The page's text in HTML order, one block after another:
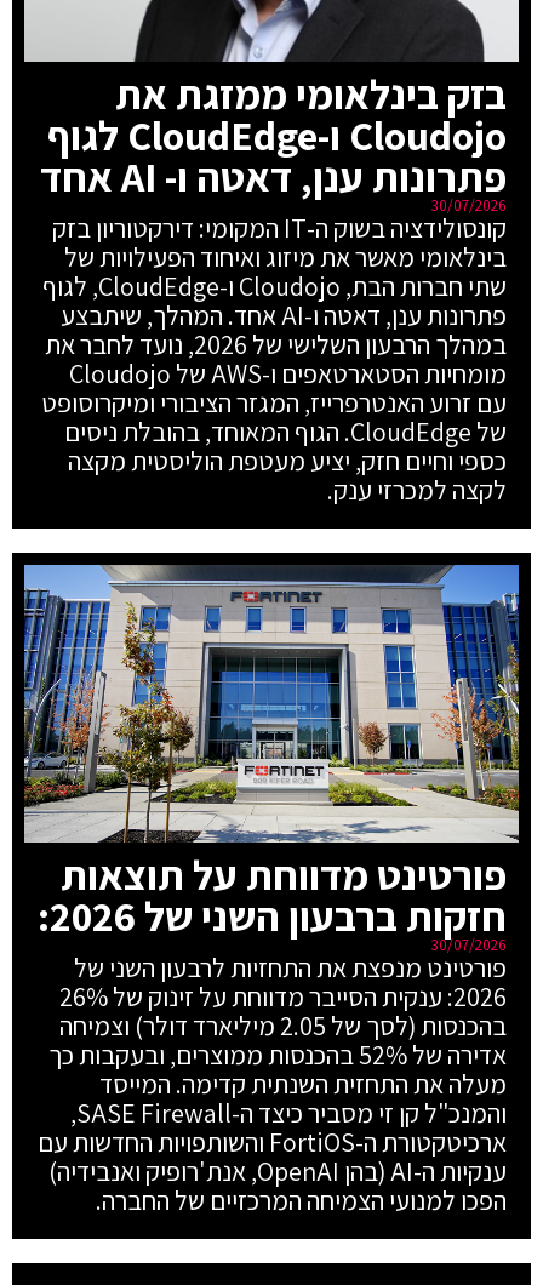
בזק בינלאומי ממזגת את
Cloudojo ו-CloudEdge לגוף
פתרונות ענן, דאטה ו- AI אחד
30/07/2026
קונסולידציה בשוק ה-IT המקומי: דירקטוריון בזק
בינלאומי מאשר את מיזוג ואיחוד הפעילויות של
שתי חברות הבת, Cloudojo ו-CloudEdge, לגוף
פתרונות ענן, דאטה ו-AI אחד. המהלך, שיתבצע
במהלך הרבעון השלישי של 2026, נועד לחבר את
מומחיות הסטארטאפים ו-AWS של Cloudojo
עם זרוע האנטרפרייז, המגזר הציבורי ומיקרוסופט
של CloudEdge. הגוף המאוחד, בהובלת ניסים
כספי וחיים חזק, יציע מעטפת הוליסטית מקצה
לקצה למכרזי ענק.
פורטינט מדווחת על תוצאות
חזקות ברבעון השני של 2026:
30/07/2026
פורטינט מנפצת את התחזיות לרבעון השני של
2026: ענקית הסייבר מדווחת על זינוק של 26%
בהכנסות (לסך של 2.05 מיליארד דולר) וצמיחה
אדירה של 52% בהכנסות ממוצרים, ובעקבות כך
מעלה את התחזית השנתית קדימה. המייסד
והמנכ"ל קן זי מסביר כיצד ה-SASE Firewall,
ארכיטקטורת ה-FortiOS והשותפויות החדשות עם
ענקיות ה-AI (בהן OpenAI, אנת'רופיק ואנבידיה)
הפכו למנועי הצמיחה המרכזיים של החברה.